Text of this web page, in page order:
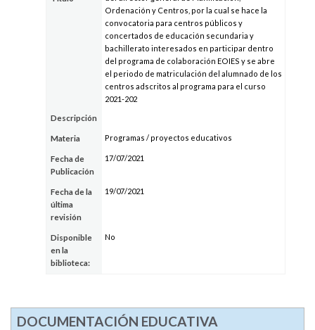
Ordenación y Centros, por la cual se hace la
convocatoria para centros públicos y
concertados de educación secundaria y
bachillerato interesados en participar dentro
del programa de colaboración EOIES y se abre
el periodo de matriculación del alumnado de los
centros adscritos al programa para el curso
2021-202
Descripción
Materia Programas / proyectos educativos
Fecha de
Publicación
17/07/2021
Fecha de la
última
revisión
19/07/2021
Disponible
en la
biblioteca:
No
DOCUMENTACIÓN EDUCATIVA